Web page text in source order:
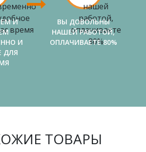
И
И
ДЛЯ
ВЫ ДОВОЛЬНЫ
НАШЕЙ РАБОТОЙ,
ОПЛАЧИВАЕТЕ 80%
ТОВАРЫ